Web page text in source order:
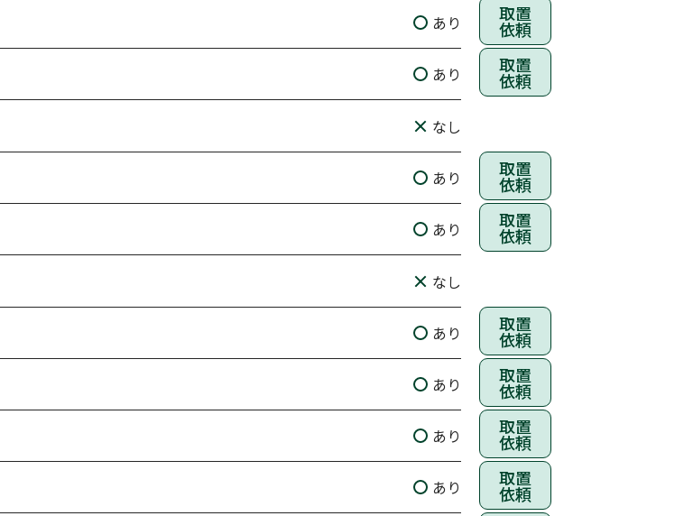
あり 取置
依頼
あり 取置
依頼
なし
あり 取置
依頼
あり 取置
依頼
なし
あり 取置
依頼
あり 取置
依頼
あり 取置
依頼
あり 取置
依頼